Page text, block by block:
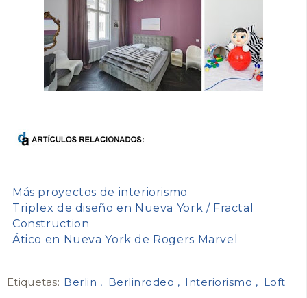
Más proyectos de interiorismo
Triplex de diseño en Nueva York / Fractal
Construction
Ático en Nueva York de Rogers Marvel
Etiquetas: Berlin Berlinrodeo Interiorismo Loft